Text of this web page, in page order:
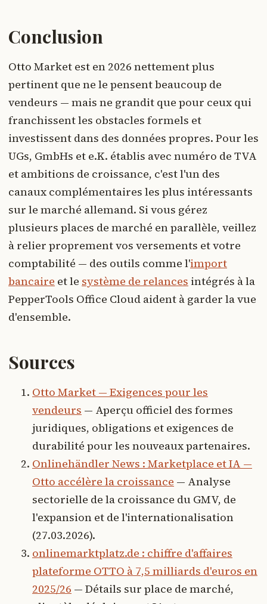
Conclusion
Otto Market est en 2026 nettement plus
pertinent que ne le pensent beaucoup de
vendeurs — mais ne grandit que pour ceux qui
franchissent les obstacles formels et
investissent dans des données propres. Pour les
UGs, GmbHs et e.K. établis avec numéro de TVA
et ambitions de croissance, c'est l'un des
canaux complémentaires les plus intéressants
sur le marché allemand. Si vous gérez
plusieurs places de marché en parallèle, veillez
à relier proprement vos versements et votre
comptabilité — des outils comme l'import
bancaire et le système de relances intégrés à la
PepperTools Office Cloud aident à garder la vue
d'ensemble.
Sources
Otto Market — Exigences pour les
vendeurs — Aperçu officiel des formes
juridiques, obligations et exigences de
durabilité pour les nouveaux partenaires.
Onlinehändler News : Marketplace et IA —
Otto accélère la croissance — Analyse
sectorielle de la croissance du GMV, de
l'expansion et de l'internationalisation
(27.03.2026).
onlinemarktplatz.de : chiffre d'affaires
plateforme OTTO à 7,5 milliards d'euros en
2025/26 — Détails sur place de marché,